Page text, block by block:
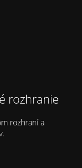
rozhranie
rozhraní a